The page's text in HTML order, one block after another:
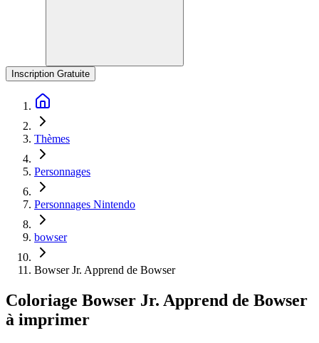
Inscription Gratuite
Thèmes
Personnages
Personnages Nintendo
bowser
Bowser Jr. Apprend de Bowser
Coloriage Bowser Jr. Apprend de Bowser
à imprimer